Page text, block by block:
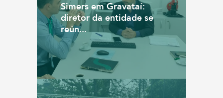
Simers em Gravataí:
diretor da entidade se
reún...